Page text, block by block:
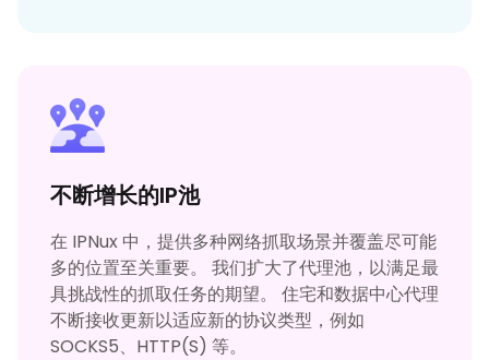
不断增长的IP池
在 IPNux 中，提供多种网络抓取场景并覆盖尽可能
多的位置至关重要。 我们扩大了代理池，以满足最
具挑战性的抓取任务的期望。 住宅和数据中心代理
不断接收更新以适应新的协议类型，例如
SOCKS5、HTTP(S) 等。